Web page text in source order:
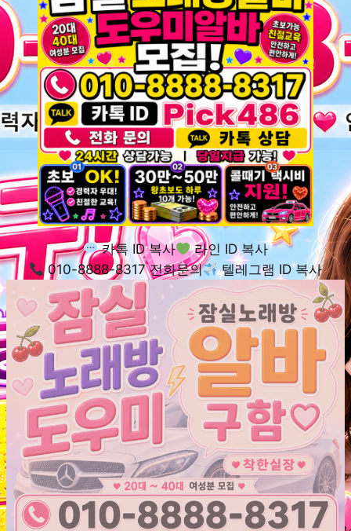
카톡 ID 복사
라인 ID 복사
010-8888-8317 전화문의
텔레그램 ID 복사